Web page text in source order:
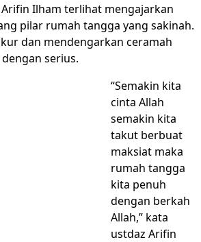
Ilham terlihat mengajarkan
pilar rumah tangga yang sakinah.
dan mendengarkan ceramah
serius.
“Semakin kita
cinta Allah
semakin kita
takut berbuat
maksiat maka
rumah tangga
kita penuh
dengan berkah
Allah,” kata
ustdaz Arifin